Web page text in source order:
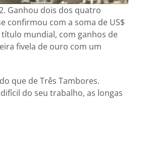
Ganhou dois dos quatro
confirmou com a soma de US$
mundial, com ganhos de
fivela de ouro com um
que de Três Tambores.
do seu trabalho, as longas